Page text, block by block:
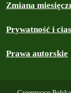
Zmiana
Prywatność i
Prawa autorskie